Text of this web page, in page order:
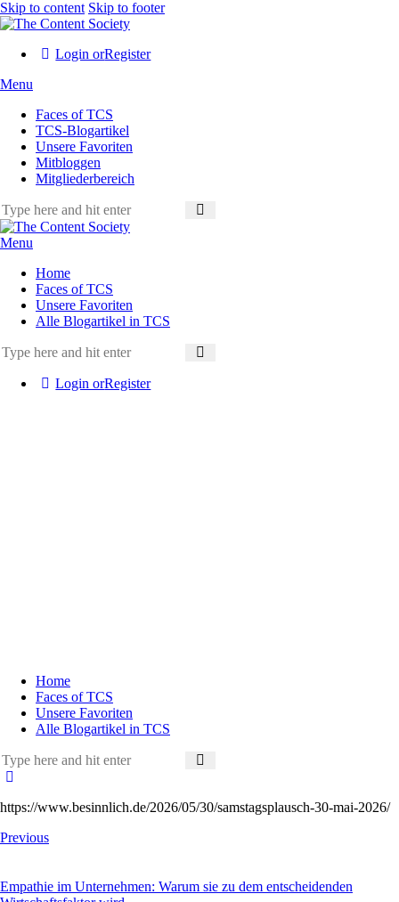
Skip to content Skip to footer
Login orRegister
Menu
Faces of TCS
TCS-Blogartikel
Unsere Favoriten
Mitbloggen
Mitgliederbereich
Menu
Home
Faces of TCS
Unsere Favoriten
Alle Blogartikel in TCS
Login orRegister
Home
Faces of TCS
Unsere Favoriten
Alle Blogartikel in TCS
https://www.besinnlich.de/2026/05/30/samstagsplausch-30-mai-2026/
Beitragsnavigation
Previous
Empathie im Unternehmen: Warum sie zu dem entscheidenden